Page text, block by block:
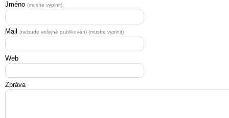
Jméno (musíte vyplnit)
Mail (nebude veřejně publikován) (musíte vyplnit)
Web
Zpráva